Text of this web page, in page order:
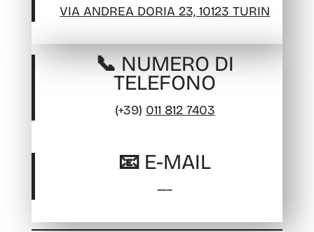
VIA ANDREA DORIA 23, 10123 TURIN
📞 NUMERO DI
TELEFONO
(+39) 011 812 7403
📧 E-MAIL
—–